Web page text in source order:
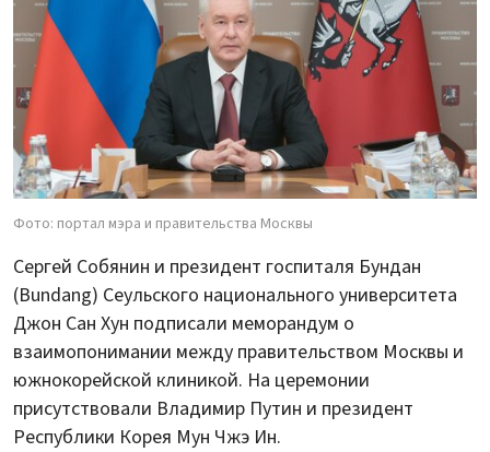
Фото: портал мэра и правительства Москвы
Сергей Собянин и президент госпиталя Бундан
(Bundang) Сеульского национального университета
Джон Сан Хун подписали меморандум о
взаимопонимании между правительством Москвы и
южнокорейской клиникой. На церемонии
присутствовали Владимир Путин и президент
Республики Корея Мун Чжэ Ин.